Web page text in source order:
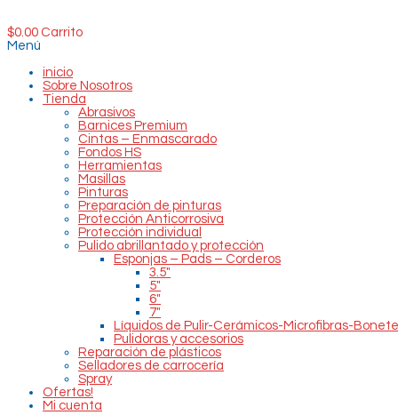
$0.00 Carrito
Menú
inicio
Sobre Nosotros
Tienda
Abrasivos
Barnices Premium
Cintas – Enmascarado
Fondos HS
Herramientas
Masillas
Pinturas
Preparación de pinturas
Protección Anticorrosiva
Protección individual
Pulido abrillantado y protección
Esponjas – Pads – Corderos
3.5″
5″
6″
7″
Líquidos de Pulir-Cerámicos-Microfibras-
Pulidoras y accesorios
Reparación de plásticos
Selladores de carrocería
Spray
Ofertas!
Mi cuenta